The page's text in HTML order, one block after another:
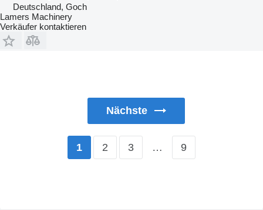
Deutschland, Goch
Lamers Machinery
Verkäufer kontaktieren
Nächste
1 2 3 … 9